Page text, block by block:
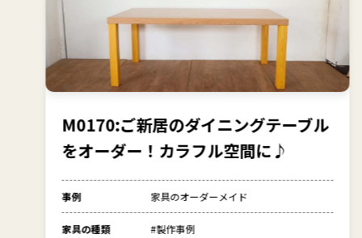
M0170:ご新居のダイニングテーブル
をオーダー！カラフル空間に♪
事例 家具のオーダーメイド
家具の種類 #製作事例